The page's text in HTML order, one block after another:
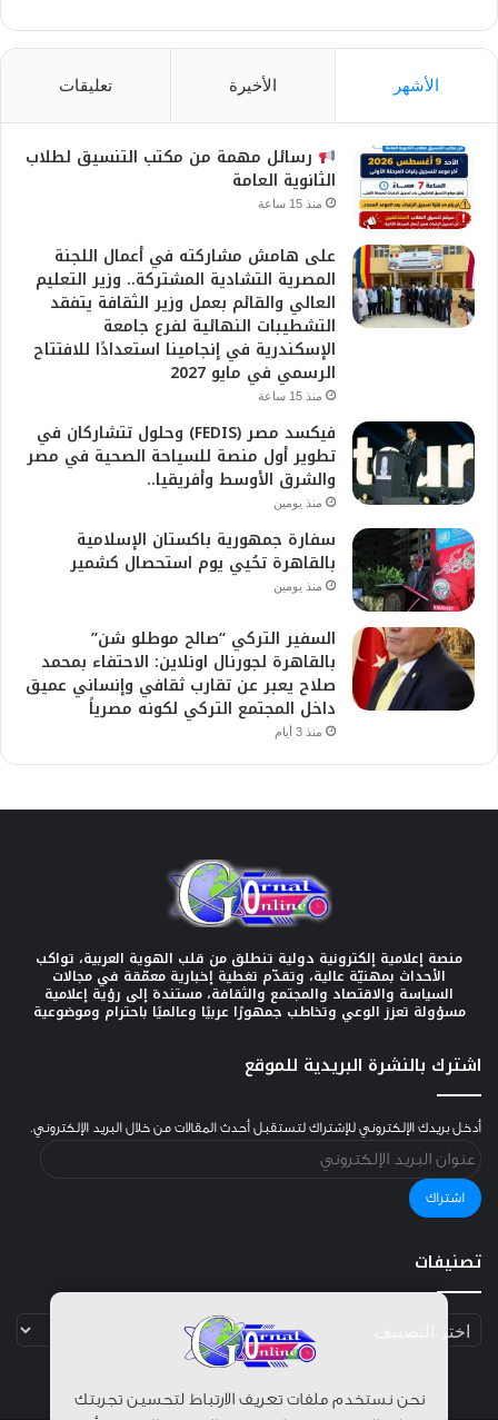
الأشهر الأخيرة تعليقات
رسائل مهمة من مكتب التنسيق لطلاب
الثانوية العامة
منذ 15 ساعة
على هامش مشاركته في أعمال اللجنة
المصرية التشادية المشتركة.. وزير التعليم
العالي والقائم بعمل وزير الثقافة يتفقد
التشطيبات النهائية لفرع جامعة
الإسكندرية في إنجامينا استعدادًا للافتتاح
الرسمي في مايو 2027
منذ 15 ساعة
فيكسد مصر (FEDIS) وحلول تتشاركان في
تطوير أول منصة للسياحة الصحية في مصر
والشرق الأوسط وأفريقيا..
منذ يومين
سفارة جمهورية باكستان الإسلامية
بالقاهرة تحُيي يوم استحصال كشمير
منذ يومين
السفير التركي “صالح موطلو شن”
بالقاهرة لجورنال اونلاين: الاحتفاء بمحمد
صلاح يعبر عن تقارب ثقافي وإنساني عميق
داخل المجتمع التركي لكونه مصرياً
منذ 3 أيام
منصة إعلامية إلكترونية دولية تنطلق من قلب الهوية العربية، تواكب
الأحداث بمهنيّة عالية، وتقدّم تغطية إخبارية معمّقة في مجالات
السياسة والاقتصاد والمجتمع والثقافة، مستندة إلى رؤية إعلامية
مسؤولة تعزز الوعي وتخاطب جمهورًا عربيًا وعالميًا باحترام وموضوعية
اشترك بالنشرة البريدية للموقع
أدخل بريدك الإلكتروني للإشتراك لتستقبل أحدث المقالات من خلال البريد الإلكتروني.
البريد
الإلكتروني
اشتراك
تصنيفات
تصنيفات
نحن نستخدم ملفات تعريف الارتباط لتحسين تجربتك